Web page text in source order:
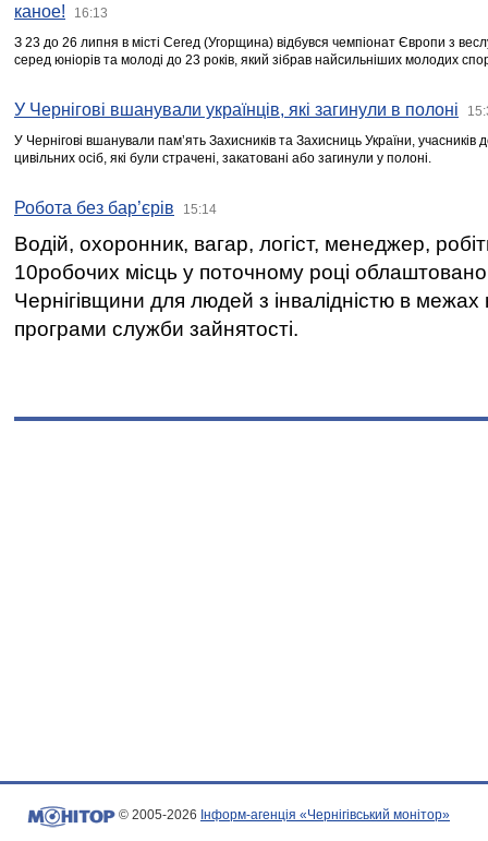
каное!
16:13
З 23 до 26 липня в місті Сегед (Угорщина) відбувся чемпіонат Європи з
серед юніорів та молоді до 23 років, який зібрав найсильніших молодих
У Чернігові вшанували українців, які загинули в полоні
У Чернігові вшанували пам’ять Захисників та Захисниць України,
цивільних осіб, які були страчені, закатовані або загинули у полоні.
Робота без бар’єрів 15:14
Водій, охоронник, вагар, логіст, менеджер,
10робочих місць у поточному році
Чернігівщини для людей з інвалідністю в межах
програми служби зайнятості.
© 2005-2026 Інформ-агенція «Чернігівський монітор»